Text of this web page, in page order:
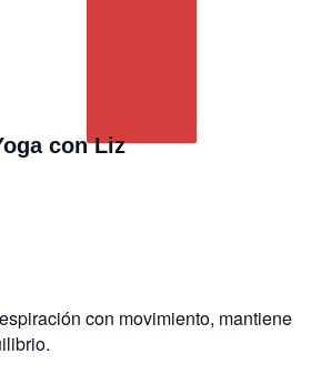
con Liz
con movimiento, mantiene